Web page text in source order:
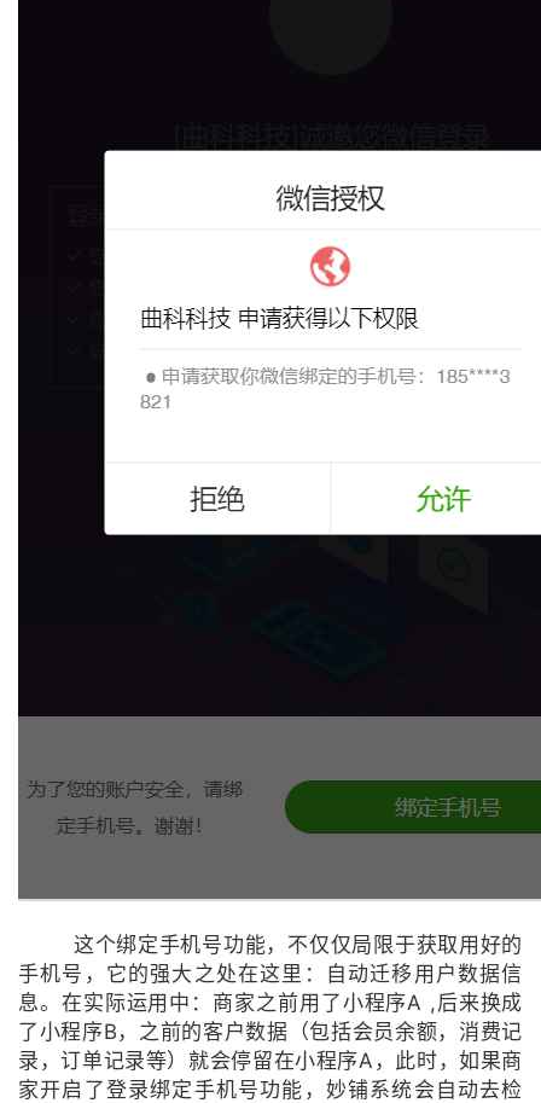
这个绑定手机号功能，不仅仅局限于获取用好的
手机号，它的强大之处在这里：自动迁移用户数据信
息。在实际运用中：商家之前用了小程序A ,后来换成
了小程序B，之前的客户数据（包括会员余额，消费记
录，订单记录等）就会停留在小程序A，此时，如果商
家开启了登录绑定手机号功能，妙铺系统会自动去检